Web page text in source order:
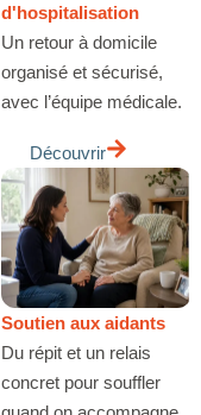
d'hospitalisation
Un retour à domicile
organisé et sécurisé,
avec l’équipe médicale.
Découvrir
Soutien aux aidants
Du répit et un relais
concret pour souffler